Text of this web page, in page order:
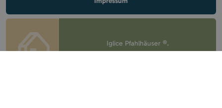
Iglice Pfahlhäuser ®.
All rights reserved.